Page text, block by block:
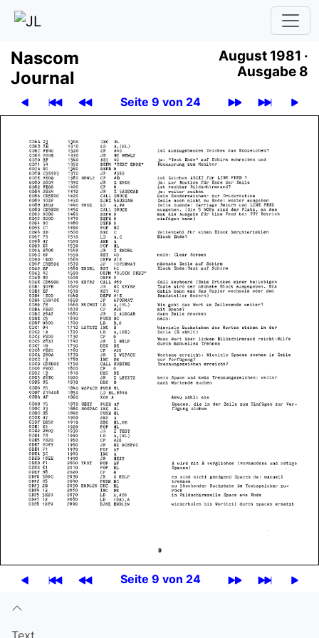
Nascom
Journal
August 1981 ·
Ausgabe 8
Seite 9 von 24
Seite 9 von 24